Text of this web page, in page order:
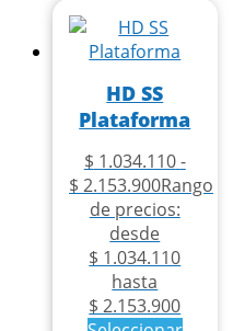
HD SS
Plataforma
$ 1.034.110-
$ 2.153.900Rango
de precios:
desde
$ 1.034.110
hasta
$ 2.153.900